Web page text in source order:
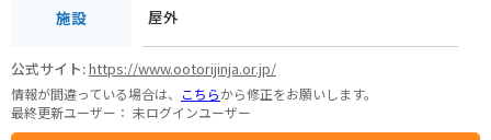
施設 屋外
公式サイト:https://www.ootorijinja.or.jp/
情報が間違っている場合は、 こちらから修正をお願いします。
最終更新ユーザー： 未ログインユーザー